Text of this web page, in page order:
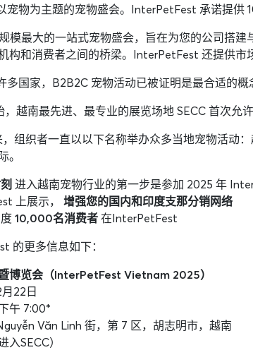
宠物为主题的宠物盛会。InterPetFest 承诺提供
模最大的一站式宠物盛会，旨在为您的公司搭
构和消费者之间的桥梁。InterPetFest 还提供市
多国家，B2B2C 宠物活动已被证明是最合适的概
越南最先进、最专业的展览场地 SECC 首次允许
，组织者一直以以下名称举办众多当地宠物活动
。
进入越南宠物行业的第一步是参加 2025 年
上展示， 增强您的国内和印度支那分销网络
10,000名消费者 在InterPetFest
的更多信息如下：
博览会（InterPetFest Vietnam 2025）
22日
午 7:00*
Văn Linh 街，第 7 区，胡志明市，越南
入SECC）